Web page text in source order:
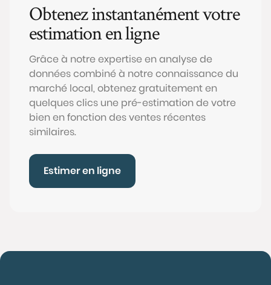
Obtenez instantanément votre
estimation en ligne
Grâce à notre expertise en analyse de
données combiné à notre connaissance du
marché local, obtenez gratuitement en
quelques clics une pré-estimation de votre
bien en fonction des ventes récentes
similaires.
Estimer en ligne